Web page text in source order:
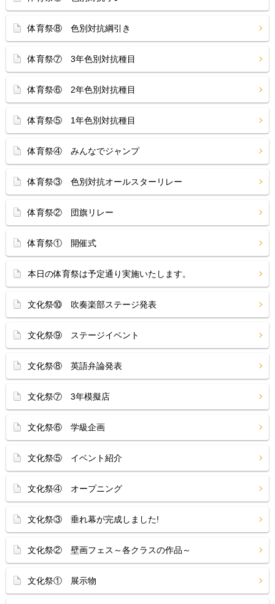
体育祭⑧ 色別対抗綱引き
体育祭⑦ 3年色別対抗種目
体育祭⑥ 2年色別対抗種目
体育祭⑤ 1年色別対抗種目
体育祭④ みんなでジャンプ
体育祭③ 色別対抗オールスターリレー
体育祭② 団旗リレー
体育祭① 開催式
本日の体育祭は予定通り実施いたします。
文化祭⑩ 吹奏楽部ステージ発表
文化祭⑨ ステージイベント
文化祭⑧ 英語弁論発表
文化祭⑦ 3年模擬店
文化祭⑥ 学級企画
文化祭⑤ イベント紹介
文化祭④ オープニング
文化祭③ 垂れ幕が完成しました!
文化祭② 壁画フェス～各クラスの作品～
文化祭① 展示物